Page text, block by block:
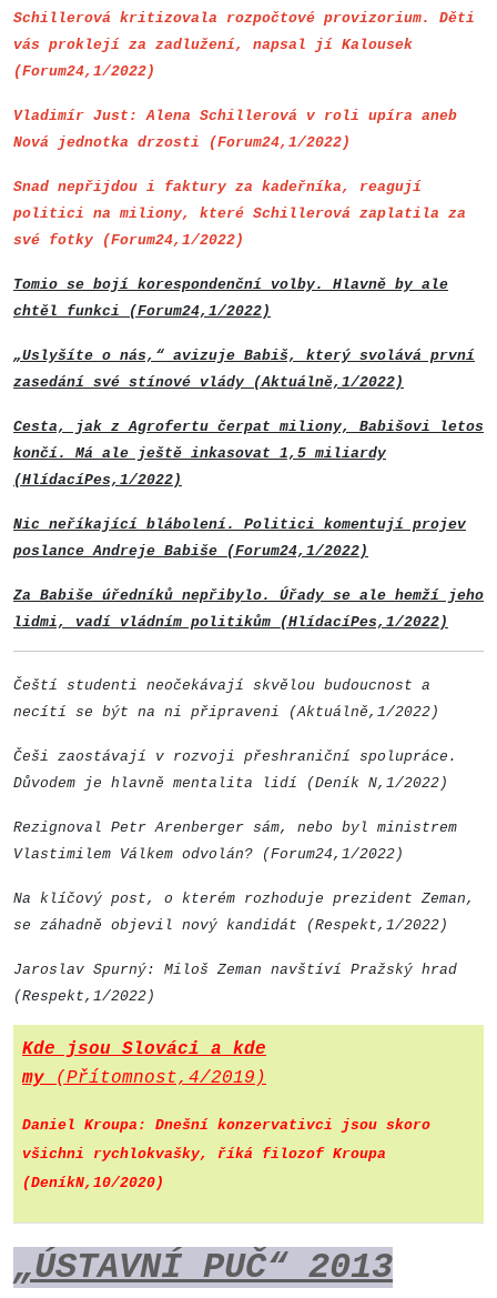
Schillerová kritizovala rozpočtové provizorium. Děti
vás proklejí za zadlužení, napsal jí Kalousek
(Forum24,1/2022)
Vladimír Just: Alena Schillerová v roli upíra aneb
Nová jednotka drzosti (Forum24,1/2022)
Snad nepřijdou i faktury za kadeřníka, reagují
politici na miliony, které Schillerová zaplatila za
své fotky (Forum24,1/2022)
Tomio se bojí korespondenční volby. Hlavně by ale
chtěl funkci (Forum24,1/2022)
„Uslyšíte o nás,“ avizuje Babiš, který svolává první
zasedání své stínové vlády (Aktuálně,1/2022)
Cesta, jak z Agrofertu čerpat miliony, Babišovi letos
končí. Má ale ještě inkasovat 1,5 miliardy
(HlídacíPes,1/2022)
Nic neříkající blábolení. Politici komentují projev
poslance Andreje Babiše (Forum24,1/2022)
Za Babiše úředníků nepřibylo. Úřady se ale hemží jeho
lidmi, vadí vládním politikům (HlídacíPes,1/2022)
Čeští studenti neočekávají skvělou budoucnost a
necítí se být na ni připraveni (Aktuálně,1/2022)
Češi zaostávají v rozvoji přeshraniční spolupráce.
Důvodem je hlavně mentalita lidí (Deník N,1/2022)
Rezignoval Petr Arenberger sám, nebo byl ministrem
Vlastimilem Válkem odvolán? (Forum24,1/2022)
Na klíčový post, o kterém rozhoduje prezident Zeman,
se záhadně objevil nový kandidát (Respekt,1/2022)
Jaroslav Spurný: Miloš Zeman navštíví Pražský hrad
(Respekt,1/2022)
Kde jsou Slováci a kde
my (Přítomnost,4/2019)
Daniel Kroupa: Dnešní konzervativci jsou skoro
všichni rychlokvašky, říká filozof Kroupa
(DeníkN,10/2020)
„ÚSTAVNÍ PUČ“ 2013